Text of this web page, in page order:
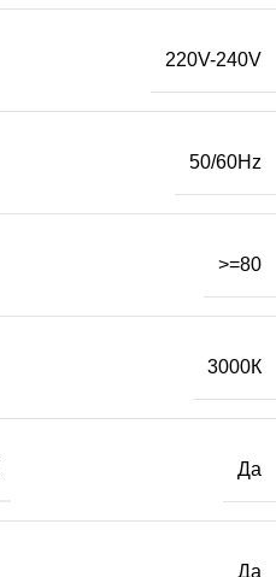
220V-240V
50/60Hz
>=80
3000К
Да
Да